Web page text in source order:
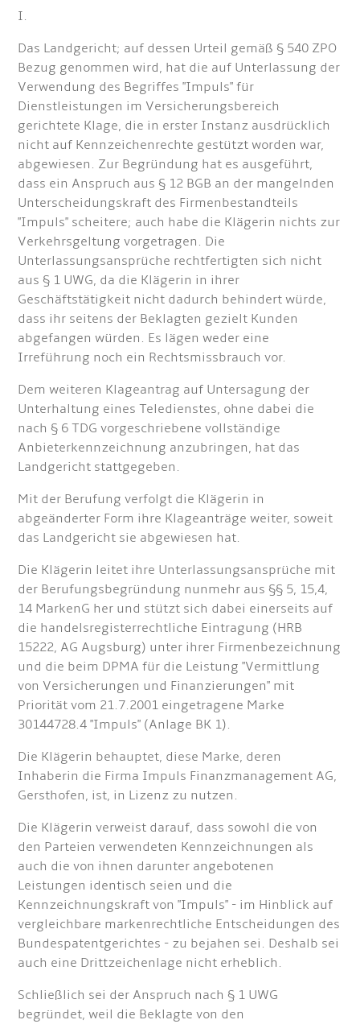
I.
Das Landgericht; auf dessen Urteil gemäß § 540 ZPO
Bezug genommen wird, hat die auf Unterlassung der
Verwendung des Begriffes "Impuls" für
Dienstleistungen im Versicherungsbereich
gerichtete Klage, die in erster Instanz ausdrücklich
nicht auf Kennzeichenrechte gestützt worden war,
abgewiesen. Zur Begründung hat es ausgeführt,
dass ein Anspruch aus § 12 BGB an der mangelnden
Unterscheidungskraft des Firmenbestandteils
"Impuls" scheitere; auch habe die Klägerin nichts zur
Verkehrsgeltung vorgetragen. Die
Unterlassungsansprüche rechtfertigten sich nicht
aus § 1 UWG, da die Klägerin in ihrer
Geschäftstätigkeit nicht dadurch behindert würde,
dass ihr seitens der Beklagten gezielt Kunden
abgefangen würden. Es lägen weder eine
Irreführung noch ein Rechtsmissbrauch vor.
Dem weiteren Klageantrag auf Untersagung der
Unterhaltung eines Teledienstes, ohne dabei die
nach § 6 TDG vorgeschriebene vollständige
Anbieterkennzeichnung anzubringen, hat das
Landgericht stattgegeben.
Mit der Berufung verfolgt die Klägerin in
abgeänderter Form ihre Klageanträge weiter, soweit
das Landgericht sie abgewiesen hat.
Die Klägerin leitet ihre Unterlassungsansprüche mit
der Berufungsbegründung nunmehr aus §§ 5, 15,4,
14 MarkenG her und stützt sich dabei einerseits auf
die handelsregisterrechtliche Eintragung (HRB
15222, AG Augsburg) unter ihrer Firmenbezeichnung
und die beim DPMA für die Leistung "Vermittlung
von Versicherungen und Finanzierungen" mit
Priorität vom 21.7.2001 eingetragene Marke
30144728.4 "Impuls" (Anlage BK 1).
Die Klägerin behauptet, diese Marke, deren
Inhaberin die Firma Impuls Finanzmanagement AG,
Gersthofen, ist, in Lizenz zu nutzen.
Die Klägerin verweist darauf, dass sowohl die von
den Parteien verwendeten Kennzeichnungen als
auch die von ihnen darunter angebotenen
Leistungen identisch seien und die
Kennzeichnungskraft von "Impuls" - im Hinblick auf
vergleichbare markenrechtliche Entscheidungen des
Bundespatentgerichtes - zu bejahen sei. Deshalb sei
auch eine Drittzeichenlage nicht erheblich.
Schließlich sei der Anspruch nach § 1 UWG
begründet, weil die Beklagte von den